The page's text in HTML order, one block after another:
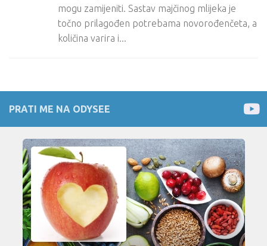
mogu zamijeniti. Sastav majčinog mlijeka je
točno prilagođen potrebama novorođenčeta, a
količina varira i...
PRATI ME NA ODYSEE